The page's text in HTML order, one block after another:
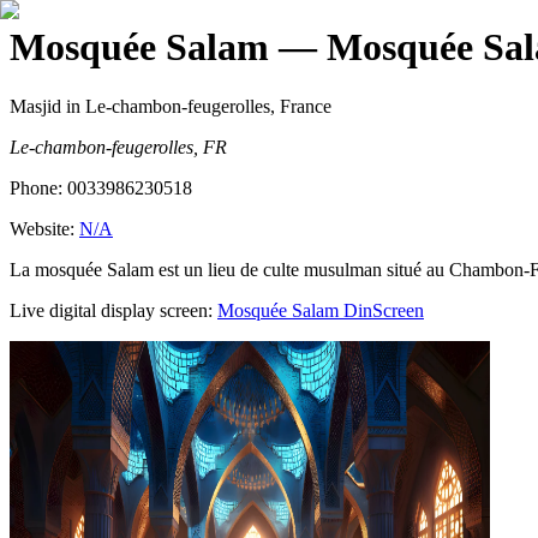
Mosquée Salam— Mosquée
Masjid in Le-chambon-feugerolles, France
Le-chambon-feugerolles, FR
Phone: 0033986230518
Website: N/A
La mosquée Salam est un lieu de culte musulman situé au
Live digital display screen: Mosquée Salam DinScreen